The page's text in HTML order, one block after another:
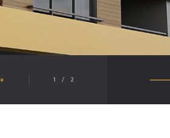
1 / 2